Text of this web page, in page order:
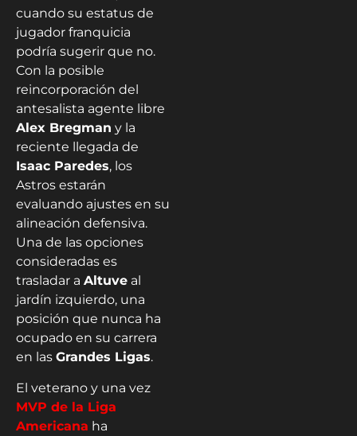
cuando su estatus de
jugador franquicia
podría sugerir que no.
Con la posible
reincorporación del
antesalista agente libre
Alex Bregman y la
reciente llegada de
Isaac Paredes, los
Astros estarán
evaluando ajustes en su
alineación defensiva.
Una de las opciones
consideradas es
trasladar a Altuve al
jardín izquierdo, una
posición que nunca ha
ocupado en su carrera
en las Grandes Ligas.
El veterano y una vez
MVP de la Liga
Americana ha